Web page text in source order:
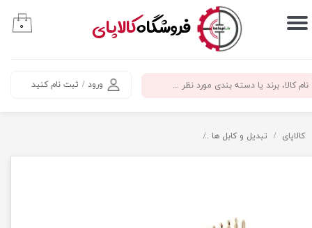
​فروشگاهکالاپای
ورود / ثبت نام کنید
حساب کاربری من
سفارشات
۰
کالاپای تبدیل و کابل ها